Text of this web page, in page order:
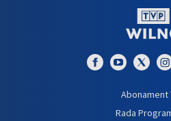
Abonament
Rada